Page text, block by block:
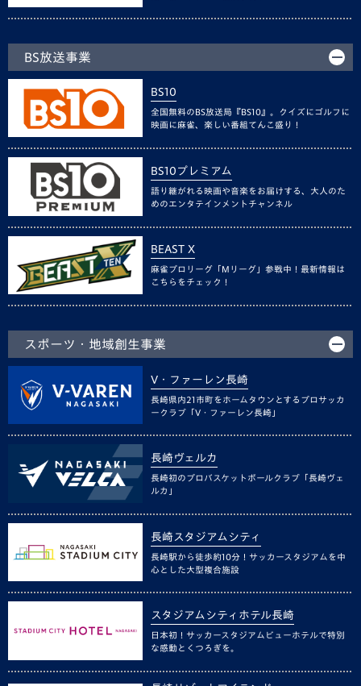
BS放送事業
BS10
全国無料のBS放送局『BS10』。クイズにゴルフに
映画に麻雀、楽しい番組てんこ盛り！
BS10プレミアム
語り継がれる映画や音楽をお届けする、大人のた
めのエンタテインメントチャンネル
BEAST X
麻雀プロリーグ「Mリーグ」参戦中！最新情報は
こちらをチェック！
スポーツ・地域創生事業
V・ファーレン長崎
長崎県内21市町をホームタウンとするプロサッカ
ークラブ「V・ファーレン長崎」
長崎ヴェルカ
長崎初のプロバスケットボールクラブ「長崎ヴェ
ルカ」
長崎スタジアムシティ
長崎駅から徒歩約10分！サッカースタジアムを中
心とした大型複合施設
スタジアムシティホテル長崎
日本初！サッカースタジアムビューホテルで特別
な感動とくつろぎを。